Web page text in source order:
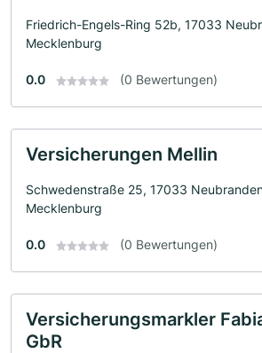
Friedrich-Engels-Ring 52b, 17033
Mecklenburg
0.0 (0 Bewertungen)
Versicherungen Mellin
Schwedenstraße 25, 17033
Mecklenburg
0.0 (0 Bewertungen)
Versicherungsmarkler
GbR